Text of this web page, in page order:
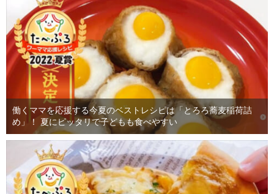
働くママを応援する今夏のベストレシピは「とろろ蕎麦稲荷詰
め」！ 夏にピッタリで子どもも食べやすい